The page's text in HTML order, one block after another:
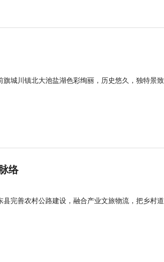
旗城川镇北大池盐湖色彩绚丽，历史悠久，独特景
络
完善农村公路建设，融合产业文旅物流，把乡村